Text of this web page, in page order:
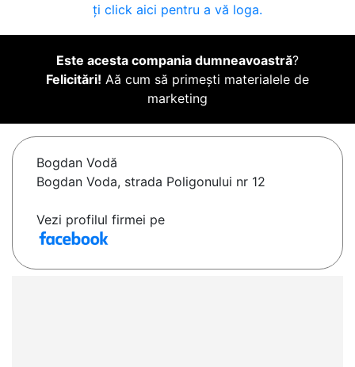
ți click aici pentru a vă loga.
Este acesta compania dumneavoastră?
Felicitări! Aă cum să primești materialele de
marketing
Bogdan Vodă
Bogdan Voda, strada Poligonului nr 12
Vezi profilul firmei pe